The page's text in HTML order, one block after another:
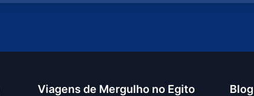
Viagens de Mergulho no Egito